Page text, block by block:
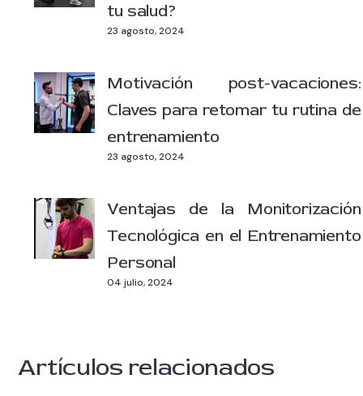
tu salud?
23 agosto, 2024
Motivación post-vacaciones:
Claves para retomar tu rutina de
entrenamiento
23 agosto, 2024
Ventajas de la Monitorización
Tecnológica en el Entrenamiento
Personal
04 julio, 2024
Artículos relacionados